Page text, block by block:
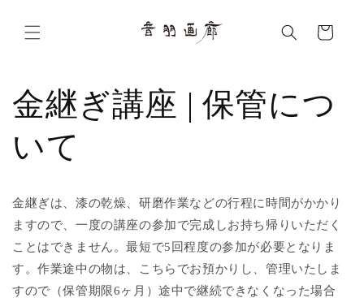
뛰기
트
金継ぎ講座 | 保管につ
いて
金継ぎは、漆の乾燥、研磨作業などの行程に時間がかかり
ますので、一度の講座の参加で完成しお持ち帰りいただく
ことはできません。最短で5回程度の参加が必要となりま
す。作業途中の物は、こちらでお預かりし、管理いたしま
すので（保管期限6ヶ月）途中で継続できなくなった場合